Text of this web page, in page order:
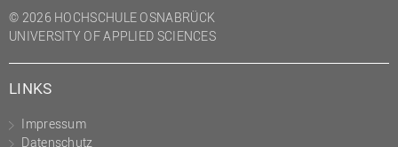
© 2026 HOCHSCHULE OSNABRÜCK
UNIVERSITY OF APPLIED SCIENCES
LINKS
Impressum
Datenschutz